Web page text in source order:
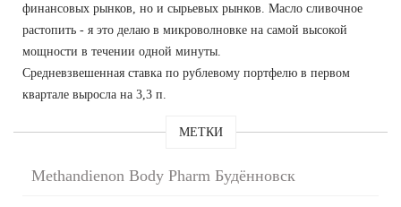
финансовых рынков, но и сырьевых рынков. Масло сливочное
растопить - я это делаю в микроволновке на самой высокой
мощности в течении одной минуты.
Средневзвешенная ставка по рублевому портфелю в первом
квартале выросла на 3,3 п.
МЕТКИ
Methandienon Body Pharm Будённовск